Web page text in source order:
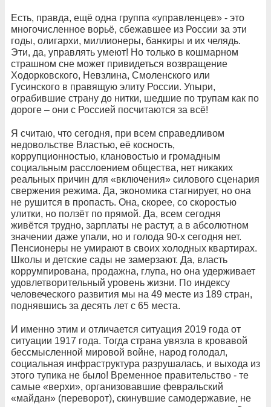
Есть, правда, ещё одна группа «управленцев» - это
многочисленное ворьё, сбежавшее из России за эти
годы, олигархи, миллионеры, банкиры и их челядь.
Эти, да, управлять умеют! Но только в кошмарном
страшном сне может привидеться возвращение
Ходорковского, Невзлина, Смоленского или
Гусинского в правящую элиту России. Упыри,
ограбившие страну до нитки, шедшие по трупам как по
дороге – они с Россией посчитаются за всё!
Я считаю, что сегодня, при всем справедливом
недовольстве Властью, её косность,
коррупционностью, клановостью и громадным
социальным расслоением общества, нет никаких
реальных причин для «включения» силового сценария
свержения режима. Да, экономика стагнирует, но она
не рушится в пропасть. Она, скорее, со скоростью
улитки, но ползёт по прямой. Да, всем сегодня
живётся трудно, зарплаты не растут, а в абсолютном
значении даже упали, но и голода 90-х сегодня нет.
Пенсионеры не умирают в своих холодных квартирах.
Школы и детские сады не замерзают. Да, власть
коррумпирована, продажна, глупа, но она удерживает
удовлетворительный уровень жизни. По индексу
человеческого развития мы на 49 месте из 189 стран,
поднявшись за десять лет с 65 места.
И именно этим и отличается ситуация 2019 года от
ситуации 1917 года. Тогда страна увязла в кровавой
бессмысленной мировой войне, народ голодал,
социальная инфраструктура разрушалась, и выхода из
этого тупика не было! Временное правительство - те
самые «верхи», организовавшие февральский
«майдан» (переворот), скинувшие самодержавие, не